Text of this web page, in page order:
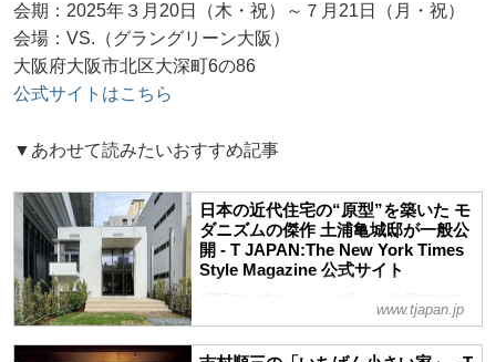
会期：2025年３月20日（木・祝）～７月21日（月・祝）
会場：VS.（グラングリーン大阪）
大阪府大阪市北区大深町6の86
公式サイトはこちら
▼あわせて読みたいおすすめ記事
日本の近代住宅の“原型”を築いた モ
ダニズムの傑作 土浦亀城邸が一般公
開 - T JAPAN:The New York Times
Style Magazine 公式サイト
を経て移築、復原され、このほど一般に公
開される。今でも色褪せない理由を探った
www.tjapan.jp